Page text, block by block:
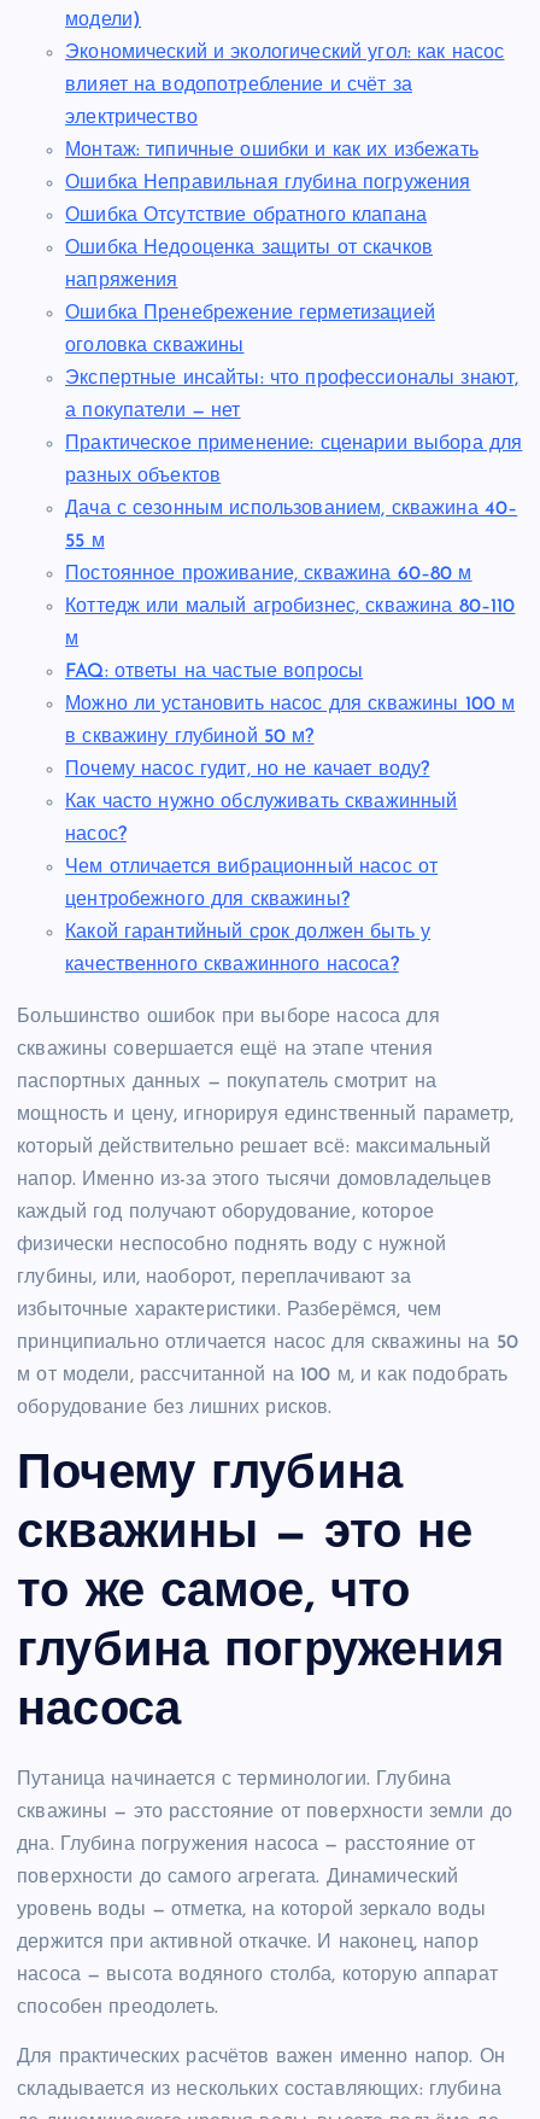
модели)
Экономический и экологический угол: как насос
влияет на водопотребление и счёт за
электричество
Монтаж: типичные ошибки и как их избежать
Ошибка Неправильная глубина погружения
Ошибка Отсутствие обратного клапана
Ошибка Недооценка защиты от скачков
напряжения
Ошибка Пренебрежение герметизацией
оголовка скважины
Экспертные инсайты: что профессионалы знают,
а покупатели — нет
Практическое применение: сценарии выбора для
разных объектов
Дача с сезонным использованием, скважина 40–
55 м
Постоянное проживание, скважина 60–80 м
Коттедж или малый агробизнес, скважина 80–110
м
FAQ: ответы на частые вопросы
Можно ли установить насос для скважины 100 м
в скважину глубиной 50 м?
Почему насос гудит, но не качает воду?
Как часто нужно обслуживать скважинный
насос?
Чем отличается вибрационный насос от
центробежного для скважины?
Какой гарантийный срок должен быть у
качественного скважинного насоса?
Большинство ошибок при выборе насоса для
скважины совершается ещё на этапе чтения
паспортных данных — покупатель смотрит на
мощность и цену, игнорируя единственный параметр,
который действительно решает всё: максимальный
напор. Именно из-за этого тысячи домовладельцев
каждый год получают оборудование, которое
физически неспособно поднять воду с нужной
глубины, или, наоборот, переплачивают за
избыточные характеристики. Разберёмся, чем
принципиально отличается насос для скважины на 50
м от модели, рассчитанной на 100 м, и как подобрать
оборудование без лишних рисков.
Почему глубина
скважины — это не
то же самое, что
глубина погружения
насоса
Путаница начинается с терминологии. Глубина
скважины — это расстояние от поверхности земли до
дна. Глубина погружения насоса — расстояние от
поверхности до самого агрегата. Динамический
уровень воды — отметка, на которой зеркало воды
держится при активной откачке. И наконец, напор
насоса — высота водяного столба, которую аппарат
способен преодолеть.
Для практических расчётов важен именно напор. Он
складывается из нескольких составляющих: глубина